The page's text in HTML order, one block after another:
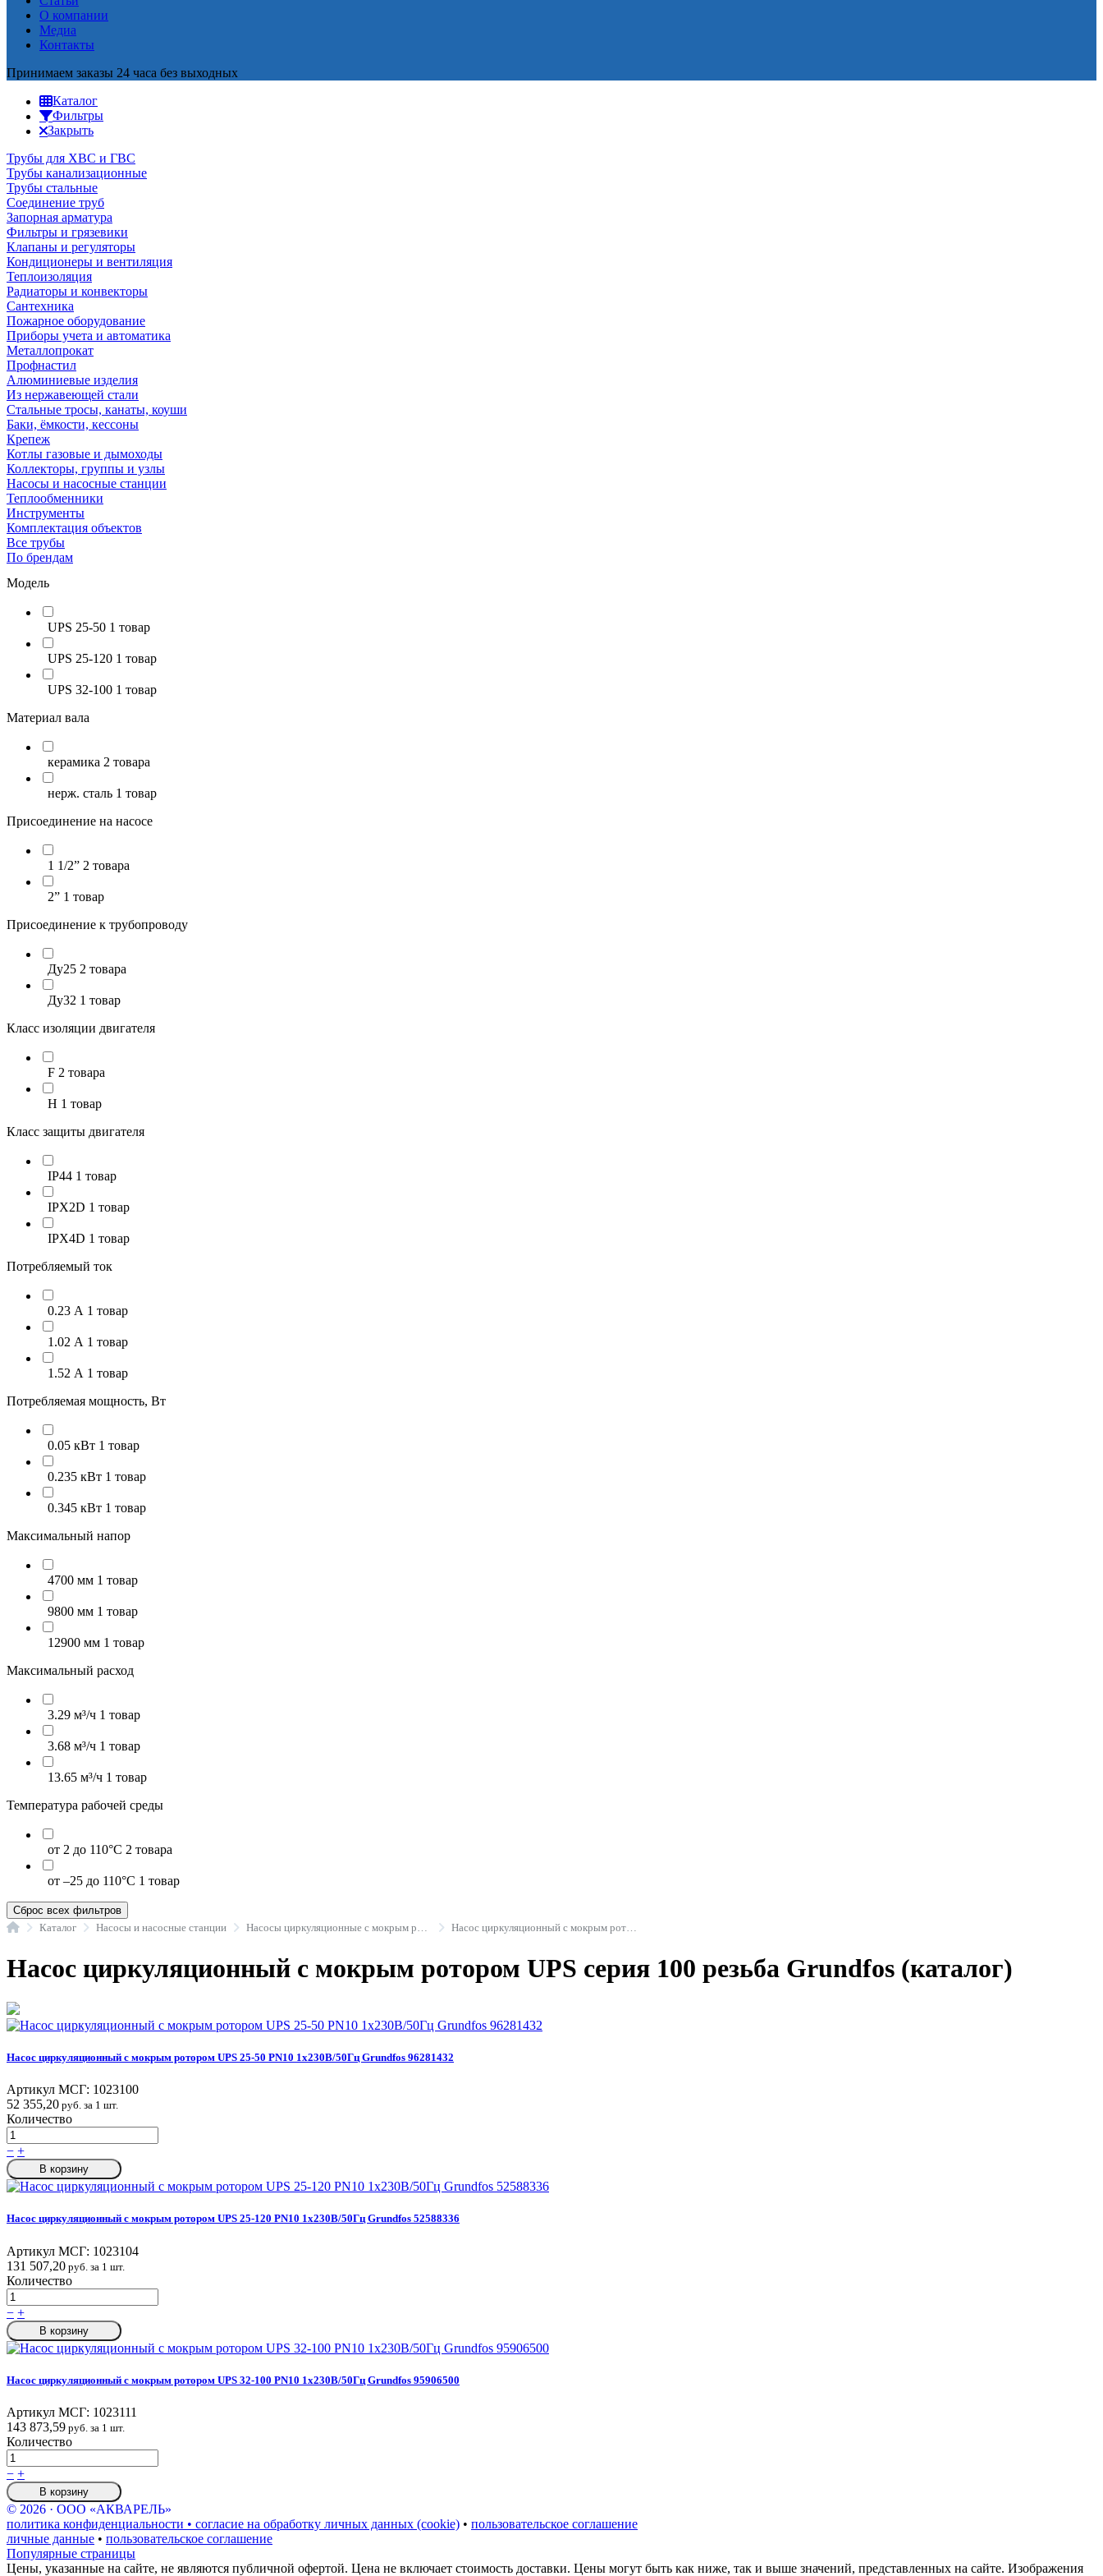
О компании
Медиа
Контакты
Принимаем заказы 24 часа без выходных
Каталог
Фильтры
Закрыть
Трубы для ХВС и ГВС
Трубы канализационные
Трубы стальные
Соединение труб
Запорная арматура
Фильтры и грязевики
Клапаны и регуляторы
Кондиционеры и вентиляция
Теплоизоляция
Радиаторы и конвекторы
Сантехника
Пожарное оборудование
Приборы учета и автоматика
Металлопрокат
Профнастил
Алюминиевые изделия
Из нержавеющей стали
Стальные тросы, канаты, коуши
Баки, ёмкости, кессоны
Крепеж
Котлы газовые и дымоходы
Коллекторы, группы и узлы
Насосы и насосные станции
Теплообменники
Инструменты
Комплектация объектов
Все трубы
По брендам
Модель
UPS 25-50 1 товар
UPS 25-120 1 товар
UPS 32-100 1 товар
Материал вала
керамика 2 товара
нерж. сталь 1 товар
Присоединение на насосе
1 1/2” 2 товара
2” 1 товар
Присоединение к трубопроводу
Ду25 2 товара
Ду32 1 товар
Класс изоляции двигателя
F 2 товара
H 1 товар
Класс защиты двигателя
IP44 1 товар
IPX2D 1 товар
IPX4D 1 товар
Потребляемый ток
0.23 А 1 товар
1.02 А 1 товар
1.52 А 1 товар
Потребляемая мощность, Вт
0.05 кВт 1 товар
0.235 кВт 1 товар
0.345 кВт 1 товар
Максимальный напор
4700 мм 1 товар
9800 мм 1 товар
12900 мм 1 товар
Максимальный расход
3.29 м³/ч 1 товар
3.68 м³/ч 1 товар
13.65 м³/ч 1 товар
Температура рабочей среды
от 2 до 110°C 2 товара
от –25 до 110°C 1 товар
Сброс всех фильтров
ГлавнаяКаталог Насосы и насосные станции
Насос циркуляционный с мокрым ротором UPS серия 100 резьба Grundfos (каталог)
Насос циркуляционный с мокрым ротором UPS 25-50 PN10 1х230В/50Гц Grundfos 96281432
Артикул МСГ: 1023100
52 355,20 руб. за 1 шт.
Количество
− +
В корзину
Насос циркуляционный с мокрым ротором UPS 25-120 PN10 1х230В/50Гц Grundfos 52588336
Артикул МСГ: 1023104
131 507,20 руб. за 1 шт.
Количество
− +
В корзину
Насос циркуляционный с мокрым ротором UPS 32-100 PN10 1х230В/50Гц Grundfos 95906500
Артикул МСГ: 1023111
143 873,59 руб. за 1 шт.
Количество
− +
В корзину
© 2026 · ООО «АКВАРЕЛЬ»
политика конфиденциальности • согласие на обработку личных данных (cookie) • пользовательское соглашение
личные данные • пользовательское соглашение
Популярные страницы
Цены, указанные на сайте, не являются публичной офертой. Цена не включает стоимость доставки. Цены могут быть как ниже, так и выше значений, представленных на сайте. Изображения